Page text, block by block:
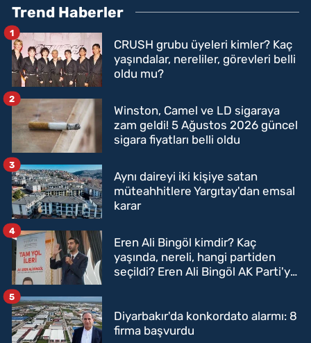
Trend Haberler
CRUSH grubu üyeleri kimler? Kaç
yaşındalar, nereliler, görevleri belli
oldu mu?
1
Winston, Camel ve LD sigaraya
zam geldi! 5 Ağustos 2026 güncel
sigara fiyatları belli oldu
2
Aynı daireyi iki kişiye satan
müteahhitlere Yargıtay'dan emsal
karar
3
Eren Ali Bingöl kimdir? Kaç
yaşında, nereli, hangi partiden
seçildi? Eren Ali Bingöl AK Parti'ye
4
Diyarbakır'da konkordato alarmı: 8
firma başvurdu
5